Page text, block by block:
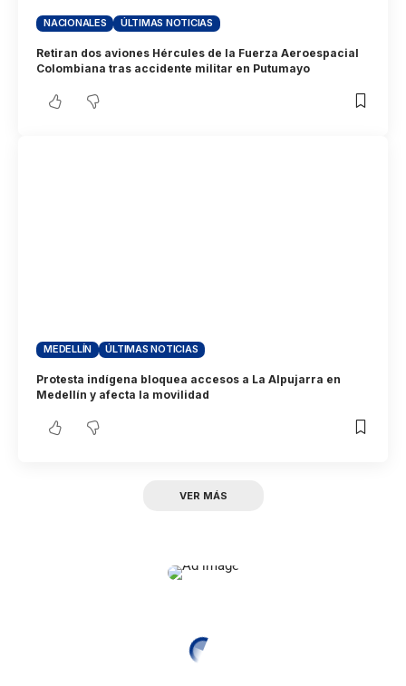
NACIONALES ÚLTIMAS NOTICIAS
Retiran dos aviones Hércules de la Fuerza Aeroespacial
Colombiana tras accidente militar en Putumayo
MEDELLÍN ÚLTIMAS NOTICIAS
Protesta indígena bloquea accesos a La Alpujarra en
Medellín y afecta la movilidad
VER MÁS